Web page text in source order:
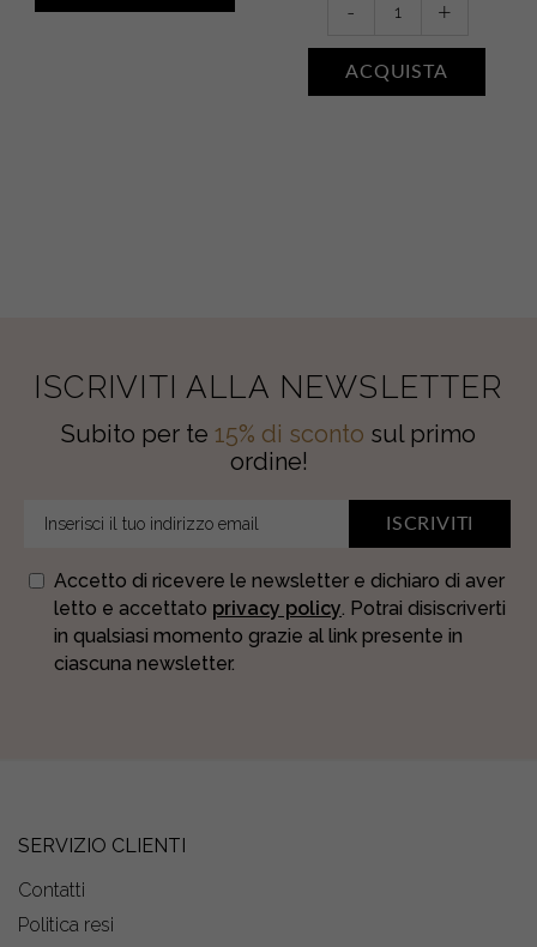
quantity
- +
ACQUISTA
ISCRIVITI ALLA NEWSLETTER
Subito per te 15% di sconto sul primo
ordine!
ISCRIVITI
Accetto di ricevere le newsletter e dichiaro di aver
letto e accettato privacy policy. Potrai disiscriverti
in qualsiasi momento grazie al link presente in
ciascuna newsletter.
SERVIZIO CLIENTI
Contatti
Politica resi